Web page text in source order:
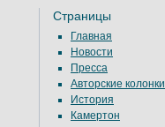
Страницы
Главная
Новости
Пресса
Авторские колонки
История
Камертон